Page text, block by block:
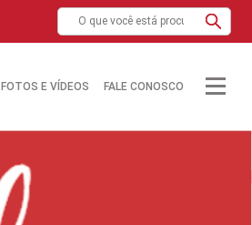
FOTOS E VÍDEOS FALE CONOSCO